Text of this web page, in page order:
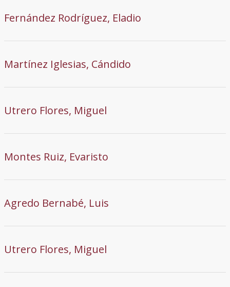
Fernández Rodríguez, Eladio
Martínez Iglesias, Cándido
Utrero Flores, Miguel
Montes Ruiz, Evaristo
Agredo Bernabé, Luis
Utrero Flores, Miguel